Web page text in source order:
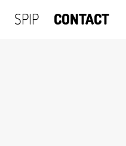
SPIP CONTACT